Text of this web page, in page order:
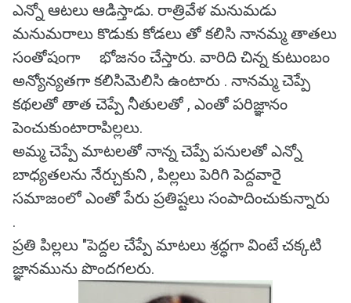
ఎన్నో ఆటలు ఆడిస్తాడు. రాత్రివేళ మనుమడు
మనుమరాలు కొడుకు కోడలు తో కలిసి నానమ్మ తాతలు
సంతోషంగా భోజనం చేస్తారు. వారిది చిన్న కుటుంబం
అన్యోన్యతగా కలిసిమెలిసి ఉంటారు . నానమ్మ చెప్పే
కథలతో తాత చెప్పే నీతులతో , ఎంతో పరిజ్ఞానం
పెంచుకుంటారాపిల్లలు.
అమ్మ చెప్పే మాటలతో నాన్న చెప్పే పనులతో ఎన్నో
బాధ్యతలను నేర్చుకుని , పిల్లలు పెరిగి పెద్దవారై
సమాజంలో ఎంతో పేరు ప్రతిష్టలు సంపాదించుకున్నారు
.
ప్రతి పిల్లలు "పెద్దల చేప్పే మాటలు శ్రద్ధగా వింటే చక్కటి
జ్ఞానమును పొందగలరు.